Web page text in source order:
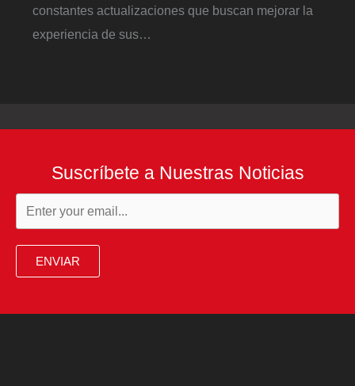
constantes actualizaciones que buscan mejorar la
experiencia de sus…
Suscríbete a Nuestras Noticias
ENVIAR